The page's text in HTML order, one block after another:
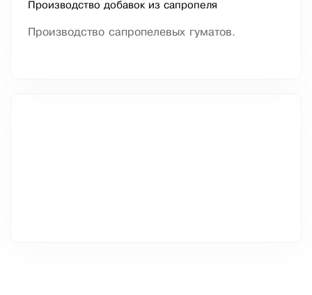
Производство добавок из сапропеля
Производство сапропелевых гуматов.